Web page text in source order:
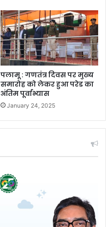
पलामू : गणतंत्र दिवस पर मुख्य
समारोह को लेकर हुआ परेड का
अंतिम पूर्वाभ्यास
January 24, 2025